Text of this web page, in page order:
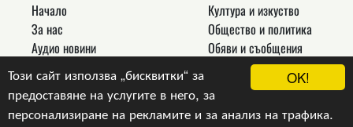
OK!
Този сайт използва „бисквитки“ за
предоставяне на услугите в него, за
персонализиране на рекламите и за анализ на трафика.
Начало
За нас
Аудио новини
Реклама
Връзки
Контакти
Култура и изкуство
Общество и политика
Обяви и съобщения
Новини
Други